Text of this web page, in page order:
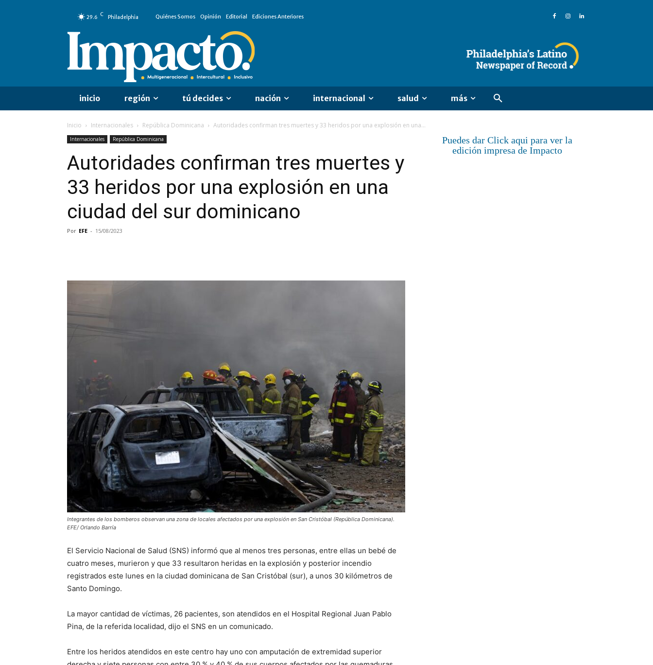
29.6 C Philadelphia Quiénes Somos Opinión Editorial Ediciones Anteriores
inicio región tú decides nación internacional salud más
Inicio Internacionales República Dominicana Autoridades confirman tres muertes y 33 heridos por una explosión en una...
Internacionales República Dominicana
Autoridades confirman tres muertes y
33 heridos por una explosión en una
ciudad del sur dominicano
Por EFE - 15/08/2023
Integrantes de los bomberos observan una zona de locales afectados por una explosión en San Cristóbal (República Dominicana).
EFE/ Orlando Barría
El Servicio Nacional de Salud (SNS) informó que al menos tres personas, entre ellas un bebé de
cuatro meses, murieron y que 33 resultaron heridas en la explosión y posterior incendio
registrados este lunes en la ciudad dominicana de San Cristóbal (sur), a unos 30 kilómetros de
Santo Domingo.
La mayor cantidad de víctimas, 26 pacientes, son atendidos en el Hospital Regional Juan Pablo
Pina, de la referida localidad, dijo el SNS en un comunicado.
Entre los heridos atendidos en este centro hay uno con amputación de extremidad superior
Puedes dar Click aqui para ver la
edición impresa de Impacto